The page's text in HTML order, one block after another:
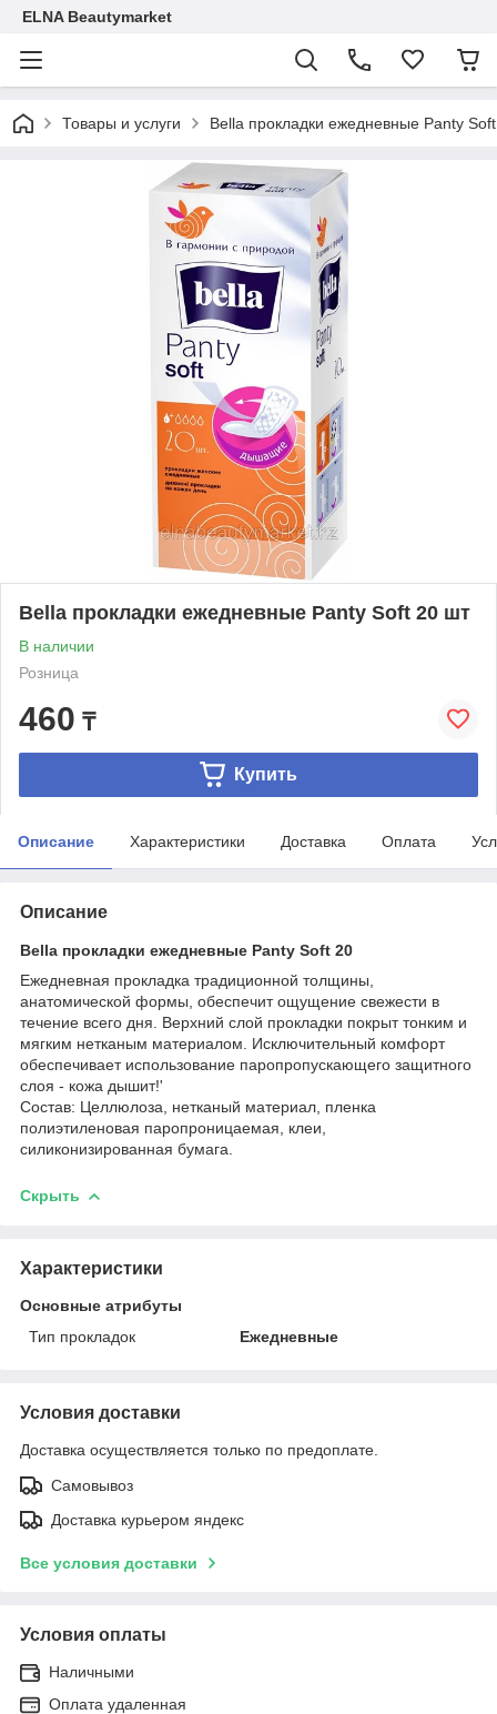
ELNA Beautymarket
Товары и услуги Bella прокладки ежедневные Panty
Bella прокладки ежедневные Panty Soft 20 шт
В наличии
Розница
460 ₸
Купить
Описание Характеристики Доставка Оплата
Описание
Bella прокладки ежедневные Panty Soft 20
Ежедневная прокладка традиционной толщины,
анатомической формы, обеспечит ощущение свежести в
течение всего дня. Верхний слой прокладки покрыт тонким и
мягким нетканым материалом. Исключительный комфорт
обеспечивает использование паропропускающего защитного
слоя - кожа дышит!'
Состав: Целлюлоза, нетканый материал, пленка
полиэтиленовая паропроницаемая, клеи,
силиконизированная бумага.
Скрыть
Характеристики
Основные атрибуты
Тип прокладок
Ежедневные
Условия доставки
Доставка осуществляется только по предоплате.
Самовывоз
Доставка курьером яндекс
Все условия доставки
Условия оплаты
Наличными
Оплата удаленная